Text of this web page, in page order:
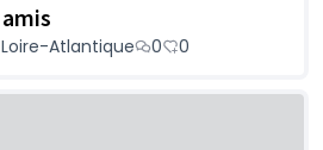
Atlantique 0 0